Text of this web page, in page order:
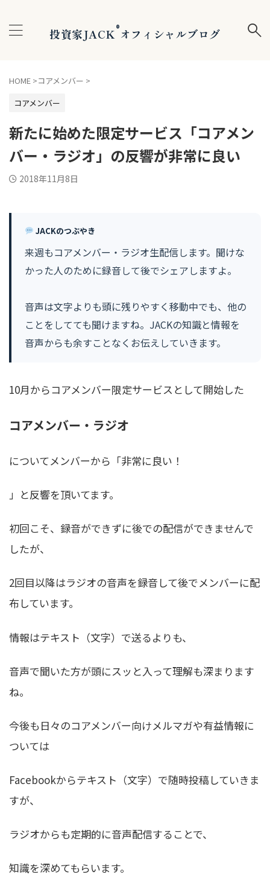
投資家JACK®オフィシャルブログ
HOME >コアメンバー >
コアメンバー
新たに始めた限定サービス「コアメン
バー・ラジオ」の反響が非常に良い
2018年11月8日
JACKのつぶやき
来週もコアメンバー・ラジオ生配信します。聞けな
かった人のために録音して後でシェアしますよ。
音声は文字よりも頭に残りやすく移動中でも、他の
ことをしてても聞けますね。JACKの知識と情報を
音声からも余すことなくお伝えしていきます。
10月からコアメンバー限定サービスとして開始した
コアメンバー・ラジオ
についてメンバーから「非常に良い！
」と反響を頂いてます。
初回こそ、録音ができずに後での配信ができませんで
したが、
2回目以降はラジオの音声を録音して後でメンバーに配
布しています。
情報はテキスト（文字）で送るよりも、
音声で聞いた方が頭にスッと入って理解も深まります
ね。
今後も日々のコアメンバー向けメルマガや有益情報に
ついては
Facebookからテキスト（文字）で随時投稿していきま
すが、
ラジオからも定期的に音声配信することで、
知識を深めてもらいます。